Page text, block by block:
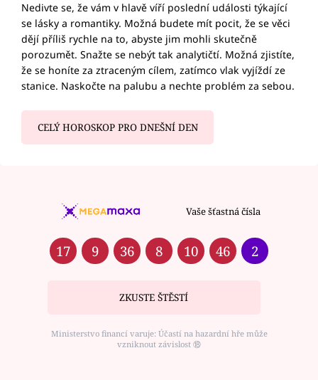
Nedivte se, že vám v hlavě víří poslední události týkající
se lásky a romantiky. Možná budete mít pocit, že se věci
dějí příliš rychle na to, abyste jim mohli skutečně
porozumět. Snažte se nebýt tak analytičtí. Možná zjistíte,
že se honíte za ztraceným cílem, zatímco vlak vyjíždí ze
stanice. Naskočte na palubu a nechte problém za sebou.
CELÝ HOROSKOP PRO DNEŠNÍ DEN
Vaše šťastná čísla
17 9 36 8 10 46 2
ZKUSTE ŠTĚSTÍ
Ministerstvo financí varuje: Účastí na hazardní hře může
vzniknout závislost ⑱